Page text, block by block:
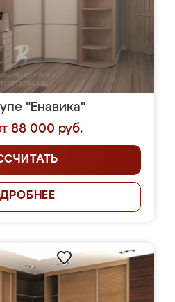
"Енавика"
88 000 руб.